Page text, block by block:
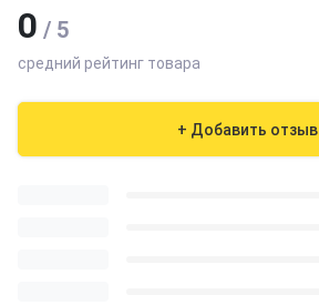
0 / 5
средний рейтинг товара
+ Добавить отзыв